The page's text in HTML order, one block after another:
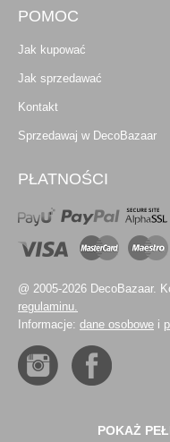
POMOC
Jak kupować
Jak sprzedawać
Kontakt
Sprzedawaj w DecoBazaar
PŁATNOŚCI
@ 2005-2026 DecoBazaar.
regulaminu.
Informacje: dane osobowe i
POKAŻ